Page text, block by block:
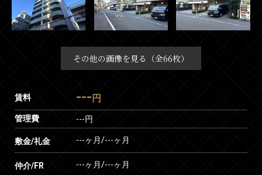
その他の画像を見る（全66枚）
賃料 --- 円
管理費 ---円
敷金/礼金 ---ヶ月/---ヶ月
仲介/FR ---ヶ月/---ヶ月